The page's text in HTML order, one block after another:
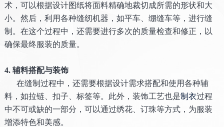
术，可以根据设计图纸将面料精确地裁切成所需的形状和大
小。然后，利用各种缝纫机器，如平车、绷缝车等，进行缝
制。在这个过程中，还需要进行多次的质量检查和修正，以
确保最终服装的质量。
4. 辅料搭配与装饰
在缝制过程中，还需要根据设计需求搭配和使用各种辅
料，如拉链、扣子、标签等。此外，装饰工艺也是制衣过程
中不可或缺的一部分，可以通过绣花、订珠等方式，为服装
增添特色和美感。